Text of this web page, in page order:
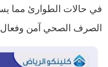
في حالات الطوارئ مما
الصرف الصحي آمن وفعال